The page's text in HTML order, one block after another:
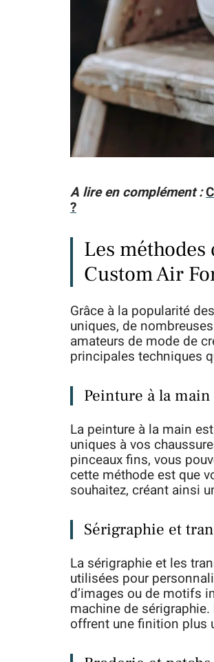
A lire en complément :
?
Les
Custom Air
Grâce à la popularité
uniques, de
amateurs de mode de
principales techniques
Peinture à la main
La peinture à la main
uniques à vos
pinceaux fins, vous
cette méthode est que
souhaitez, créant ainsi
Sérigraphie et
La sérigraphie et les
utilisées pour
d’images ou de motifs
machine de
offrent une finition plus